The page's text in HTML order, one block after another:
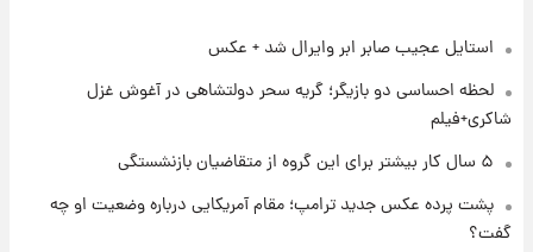
۱ روز پیش
شد؛ تیکدری، محبی و سرگیف با اعداد ویژه
۱ روز پیش
شد+فیلم
استایل عجیب صابر ابر وایرال شد + عکس
لحظه احساسی دو بازیگر؛ گریه سحر دولتشاهی در آغوش غزل
شاکری+فیلم
۵ سال کار بیشتر برای این گروه از متقاضیان بازنشستگی
پشت پرده عکس جدید ترامپ؛ مقام آمریکایی درباره وضعیت او چه
گفت؟